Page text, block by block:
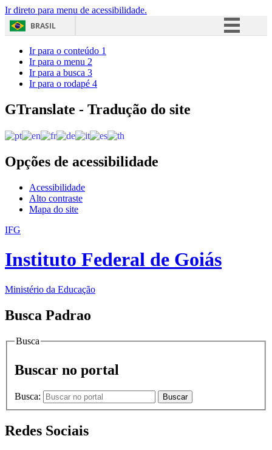
Ir direto para menu de acessibilidade.
BRASIL
Acesso à informação
Ir para o conteúdo 1
Ir para o menu 2
Ir para a busca 3
Ir para o rodapé 4
GTranslate - Tradução do site
Opções de acessibilidade
Acessibilidade
Alto contraste
Mapa do site
IFG
Instituto Federal de Goiás
Ministério da Educação
Busca Padrao
Busca
Buscar no portal
Busca: Buscar
Redes Sociais